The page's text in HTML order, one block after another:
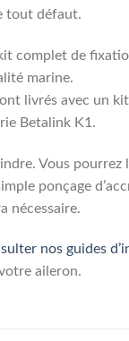
tout défaut.
complet de
marine.
livrés avec un
Betalink K1.
Vous pourrez
ponçage
nécessaire.
nos guides
aileron.